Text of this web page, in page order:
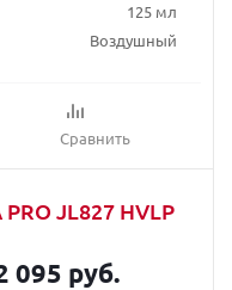
125 мл
Воздушный
Сравнить
JL827 HVLP
095 руб.